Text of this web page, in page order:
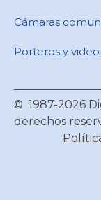
Cámaras
Porteros y
© 1987-2026
derechos